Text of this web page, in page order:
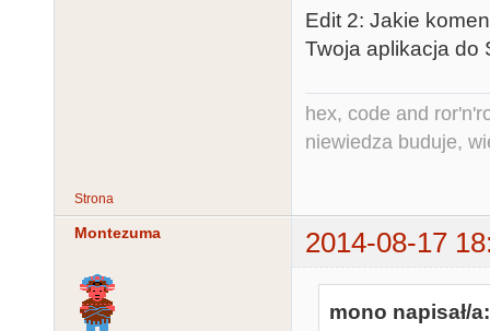
Edit 2: Jakie
Twoja aplikacja do
hex, code and
niewiedza buduje,
Strona
Montezuma 2014-08-17
mono napisał/a: